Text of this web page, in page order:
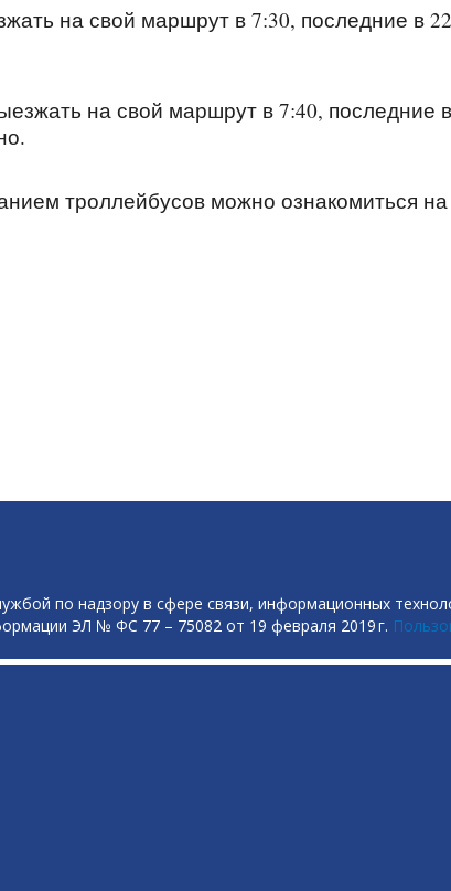
на свой маршрут в 7:30, последние в
на свой маршрут в 7:40, последние в
троллейбусов можно ознакомиться на
по надзору в сфере связи, информационных
ЭЛ № ФС 77 – 75082 от 19 февраля 2019 г.